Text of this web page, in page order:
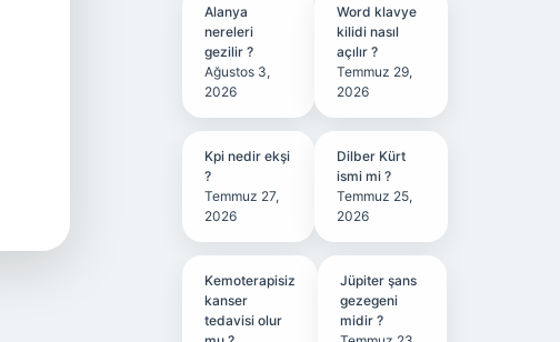
Alanya
nereleri
gezilir ?
Ağustos 3,
2026
Word klavye
kilidi nasıl
açılır ?
Temmuz 29,
2026
Kpi nedir ekşi
?
Temmuz 27,
2026
Dilber Kürt
ismi mi ?
Temmuz 25,
2026
Kemoterapisiz
kanser
tedavisi olur
Jüpiter şans
gezegeni
midir ?